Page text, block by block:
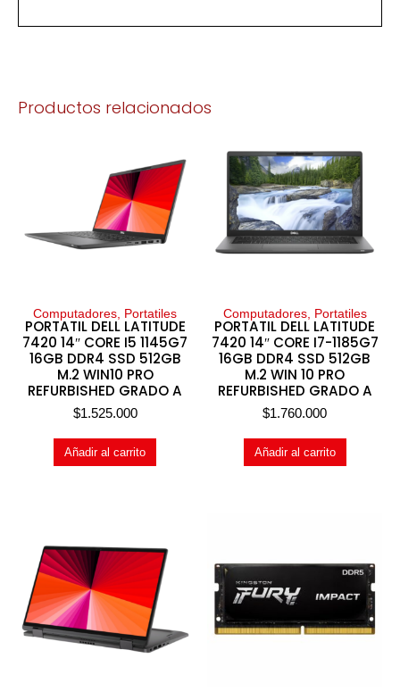
Productos relacionados
Computadores, Portatiles
PORTATIL DELL LATITUDE
7420 14″ CORE I5 1145G7
16GB DDR4 SSD 512GB
M.2 WIN10 PRO
REFURBISHED GRADO A
$1.525.000
Añadir al carrito
Computadores, Portatiles
PORTATIL DELL LATITUDE
7420 14″ CORE I7-1185G7
16GB DDR4 SSD 512GB
M.2 WIN 10 PRO
REFURBISHED GRADO A
$1.760.000
Añadir al carrito